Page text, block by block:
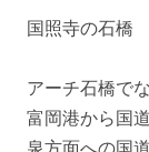
国照寺の石
アーチ石橋で
富岡港から国